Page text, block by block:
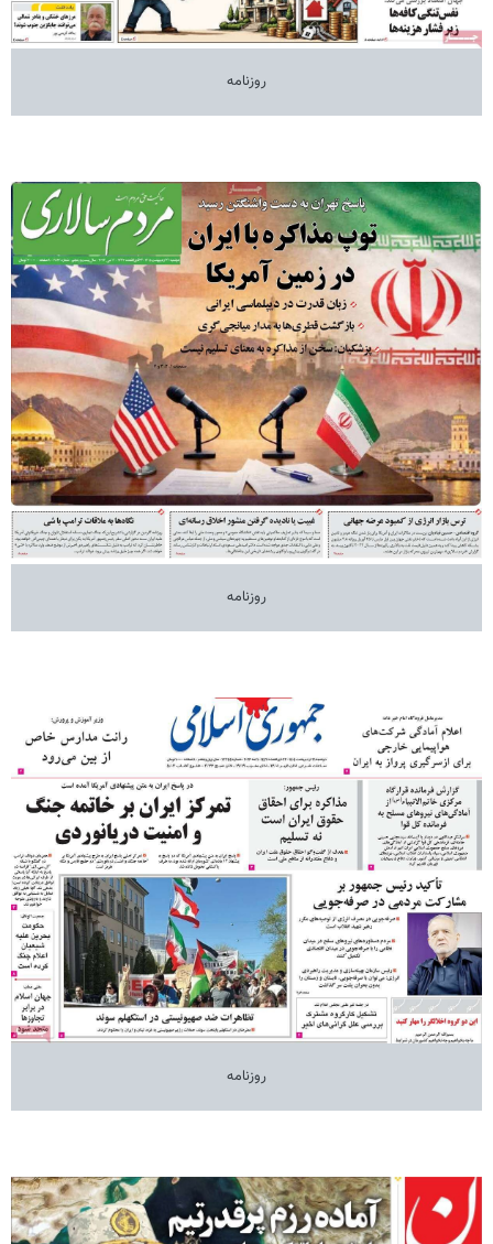
روزنامه
روزنامه
روزنامه